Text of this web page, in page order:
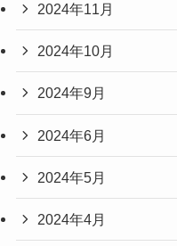
2024年11月
2024年10月
2024年9月
2024年6月
2024年5月
2024年4月